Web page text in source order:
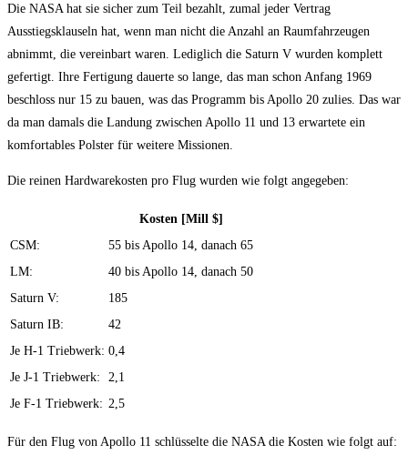
Die NASA hat sie sicher zum Teil bezahlt, zumal jeder Vertrag
Ausstiegsklauseln hat, wenn man nicht die Anzahl an Raumfahrzeugen
abnimmt, die vereinbart waren. Lediglich die Saturn V wurden komplett
gefertigt. Ihre Fertigung dauerte so lange, das man schon Anfang 1969
beschloss nur 15 zu bauen, was das Programm bis Apollo 20 zulies. Das war
da man damals die Landung zwischen Apollo 11 und 13 erwartete ein
komfortables Polster für weitere Missionen.
Die reinen Hardwarekosten pro Flug wurden wie folgt angegeben:
Kosten [Mill $]
CSM:
55 bis Apollo 14, danach 65
LM:
40 bis Apollo 14, danach 50
Saturn V:
185
Saturn IB:
42
Je H-1 Triebwerk: 0,4
Je J-1 Triebwerk:
2,1
Je F-1 Triebwerk: 2,5
Für den Flug von Apollo 11 schlüsselte die NASA die Kosten wie folgt auf: